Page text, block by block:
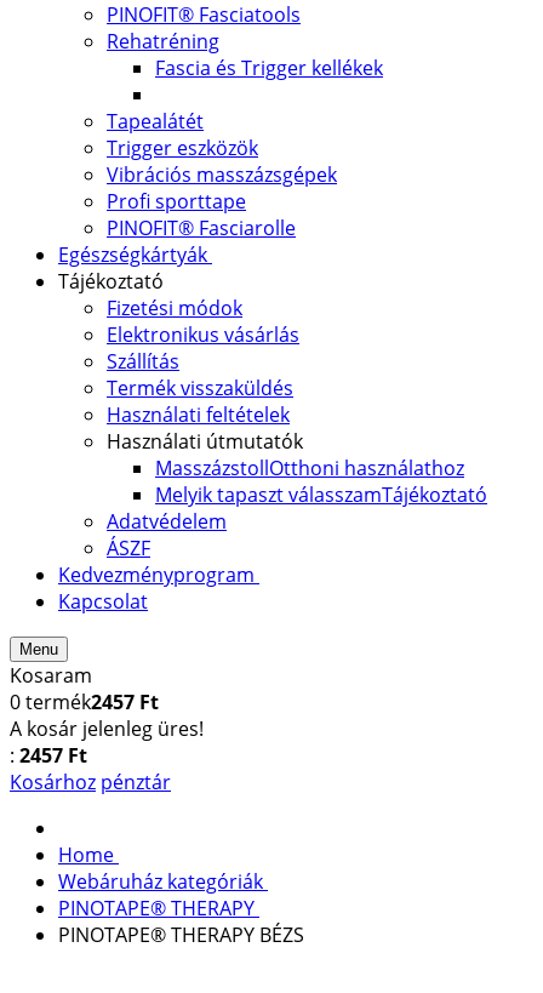
PINOFIT® Fasciatools
Rehatréning
Fascia és Trigger kellékek
Tapealátét
Trigger eszközök
Vibrációs masszázsgépek
Profi sporttape
PINOFIT® Fasciarolle
Egészségkártyák
Tájékoztató
Fizetési módok
Elektronikus vásárlás
Szállítás
Termék visszaküldés
Használati feltételek
Használati útmutatók
MasszázstollOtthoni használathoz
Melyik tapaszt válasszamTájékoztató
Adatvédelem
ÁSZF
Kedvezményprogram
Kapcsolat
Menu
Kosaram
0termék2457 Ft
A kosár jelenleg üres!
: 2457 Ft
Kosárhoz pénztár
Home
Webáruház kategóriák
PINOTAPE® THERAPY
PINOTAPE® THERAPY BÉZS